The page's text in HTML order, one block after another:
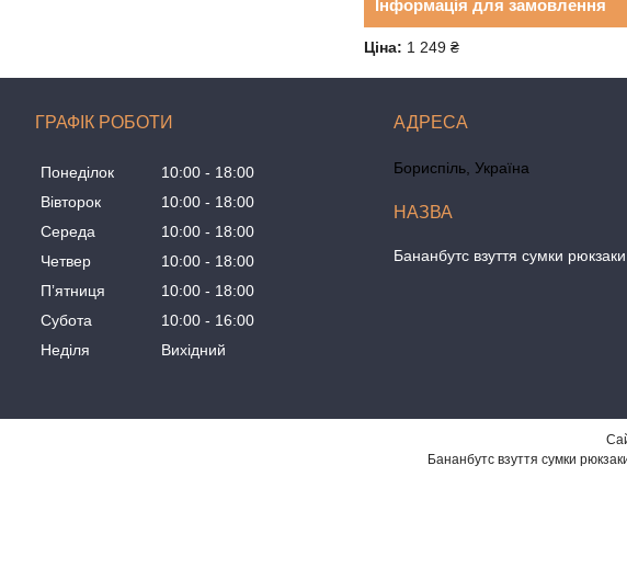
Інформація для замовлення
Ціна: 1 249 ₴
ГРАФІК РОБОТИ
Понеділок 10:00
18:00
Вівторок
10:00
18:00
Середа
10:00
18:00
Четвер
10:00
18:00
Пʼятниця
10:00
18:00
Субота
10:00
16:00
Неділя
Вихідний
Бориспіль, Україна
Бананбутс взуття сумки